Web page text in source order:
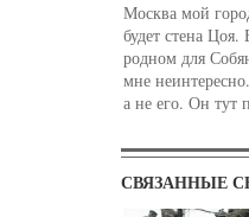
Москва мой
будет стена Цоя.
родном для
мне
а не его. Он тут
СВЯЗАННЫЕ